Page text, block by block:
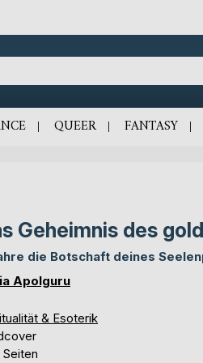
QUEER FANTASY
Geheimnis des
die Botschaft deines
Apolguru
& Esoterik